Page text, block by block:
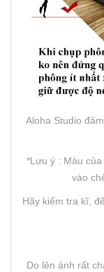
Aloha Studio
*Lưu ý : Màu
vào
Hãy kiểm tra kĩ,
Do lên ảnh rất